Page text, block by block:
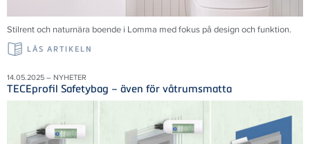
Stilrent och naturnära boende i Lomma med fokus på design och funktion.
LÄS ARTIKELN
14.05.2025 – NYHETER
TECEprofil Safetybag – även för våtrumsmatta